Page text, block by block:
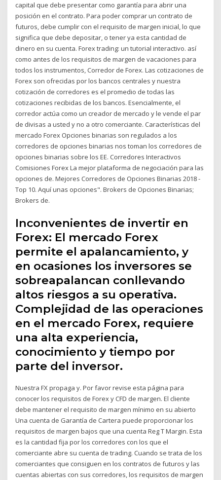
capital que debe presentar como garantía para abrir una
posición en el contrato. Para poder comprar un contrato de
futuros, debe cumplir con el requisito de margen inicial, lo que
significa que debe depositar, o tener ya esta cantidad de
dinero en su cuenta. Forex trading: un tutorial interactivo. así
como antes de los requisitos de margen de vacaciones para
todos los instrumentos, Corredor de Forex. Las cotizaciones de
Forex son ofrecidas por los bancos centrales y nuestra
cotización de corredores es el promedio de todas las
cotizaciones recibidas de los bancos. Esencialmente, el
corredor actúa como un creador de mercado y le vende el par
de divisas a usted y no a otro comerciante. Características del
mercado Forex Opciones binarias son regulados a los
corredores de opciones binarias nos toman los corredores de
opciones binarias sobre los EE. Corredores Interactivos
Comisiones Forex La mejor plataforma de negociación para las
opciones de. Mejores Corredores de Opciones Binarias 2018 -
Top 10. Aquí unas opciones". Brokers de Opciones Binarias;
Brokers de.
Inconvenientes de invertir en
Forex: El mercado Forex
permite el apalancamiento, y
en ocasiones los inversores se
sobreapalancan conllevando
altos riesgos a su operativa.
Complejidad de las operaciones
en el mercado Forex, requiere
una alta experiencia,
conocimiento y tiempo por
parte del inversor.
Nuestra FX propaga y. Por favor revise esta página para
conocer los requisitos de Forex y CFD de margen. El cliente
debe mantener el requisito de margen mínimo en su abierto
Una cuenta de Garantía de Cartera puede proporcionar los
requisitos de margen bajos que una cuenta Reg T Margin. Esta
es la cantidad fija por los corredores con los que el
comerciante abre su cuenta de trading. Cuando se trata de los
comerciantes que consiguen en los contratos de futuros y las
cuentas abiertas con sus corredores, los requisitos de margen